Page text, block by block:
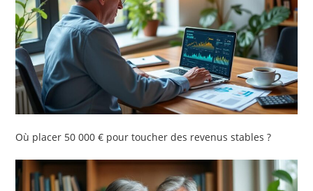
Où placer 50 000 € pour toucher des revenus stables ?